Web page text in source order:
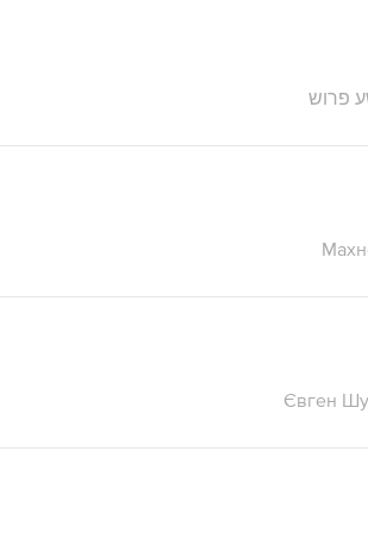
פרוש
Євген